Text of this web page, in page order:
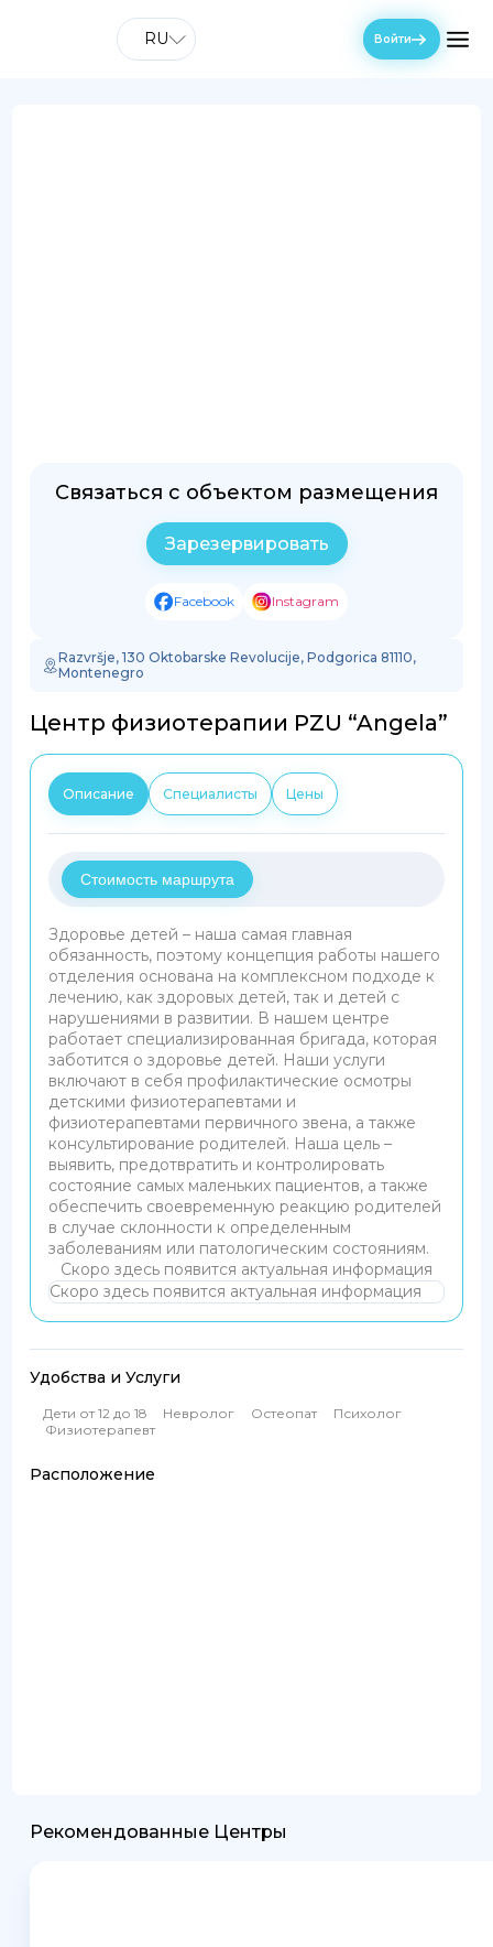
RU Войти
Связаться с объектом размещения
Зарезервировать
Facebook Instagram
Razvršje, 130 Oktobarske Revolucije, Podgorica 81110,
Montenegro
Центр физиотерапии PZU “Angela”
Описание Специалисты Цены
Стоимость маршрута
Здоровье детей – наша самая главная
обязанность, поэтому концепция работы нашего
отделения основана на комплексном подходе к
лечению, как здоровых детей, так и детей с
нарушениями в развитии. В нашем центре
работает специализированная бригада, которая
заботится о здоровье детей. Наши услуги
включают в себя профилактические осмотры
детскими физиотерапевтами и
физиотерапевтами первичного звена, а также
консультирование родителей. Наша цель –
выявить, предотвратить и контролировать
состояние самых маленьких пациентов, а также
обеспечить своевременную реакцию родителей
в случае склонности к определенным
заболеваниям или патологическим состояниям.
Скоро здесь появится актуальная информация
Скоро здесь появится актуальная информация
Удобства и Услуги
Дети от 12 до 18 Невролог Остеопат
Психолог
Физиотерапевт
Расположение
Рекомендованные Центры